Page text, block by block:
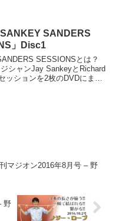
SANDERS
」Disc1
SESSIONSとは？
シャンJay SankeyとRichard
ッションを2枚のDVDにまと
マジオン2016年8月号 – 野
野